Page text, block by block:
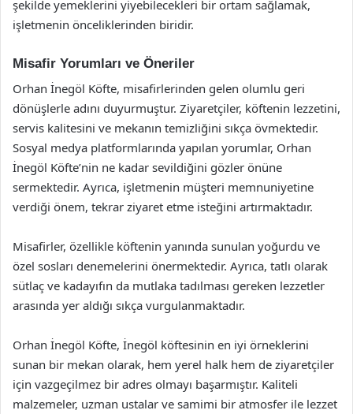
şekilde yemeklerini yiyebilecekleri bir ortam sağlamak,
işletmenin önceliklerinden biridir.
Misafir Yorumları ve Öneriler
Orhan İnegöl Köfte, misafirlerinden gelen olumlu geri
dönüşlerle adını duyurmuştur. Ziyaretçiler, köftenin lezzetini,
servis kalitesini ve mekanın temizliğini sıkça övmektedir.
Sosyal medya platformlarında yapılan yorumlar, Orhan
İnegöl Köfte’nin ne kadar sevildiğini gözler önüne
sermektedir. Ayrıca, işletmenin müşteri memnuniyetine
verdiği önem, tekrar ziyaret etme isteğini artırmaktadır.
Misafirler, özellikle köftenin yanında sunulan yoğurdu ve
özel sosları denemelerini önermektedir. Ayrıca, tatlı olarak
sütlaç ve kadayıfın da mutlaka tadılması gereken lezzetler
arasında yer aldığı sıkça vurgulanmaktadır.
Orhan İnegöl Köfte, İnegöl köftesinin en iyi örneklerini
sunan bir mekan olarak, hem yerel halk hem de ziyaretçiler
için vazgeçilmez bir adres olmayı başarmıştır. Kaliteli
malzemeler, uzman ustalar ve samimi bir atmosfer ile lezzet